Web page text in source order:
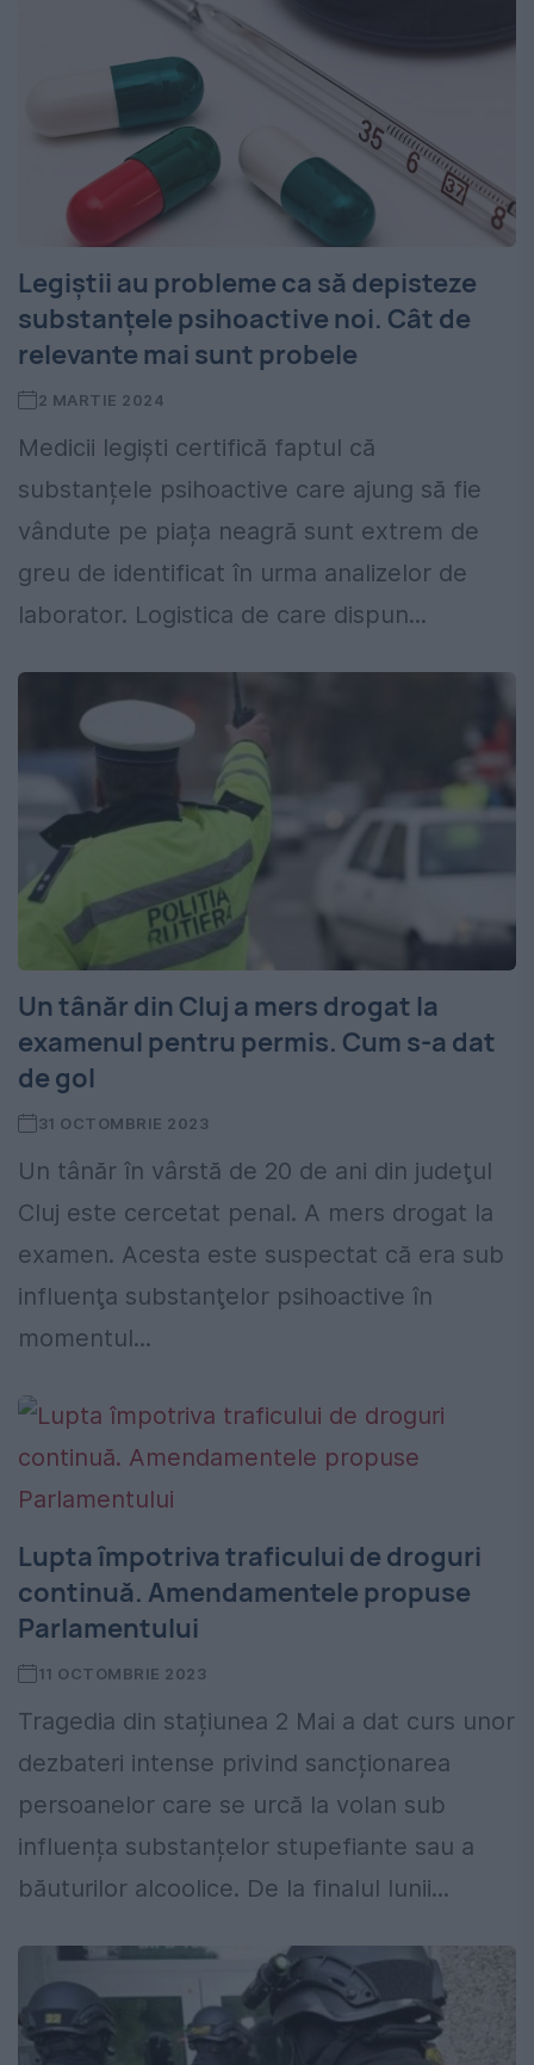
Legiștii au probleme ca să depisteze
substanțele psihoactive noi. Cât de
relevante mai sunt probele
2 MARTIE 2024
Medicii legiști certifică faptul că
substanțele psihoactive care ajung să fie
vândute pe piața neagră sunt extrem de
greu de identificat în urma analizelor de
laborator. Logistica de care dispun...
Un tânăr din Cluj a mers drogat la
examenul pentru permis. Cum s-a dat
de gol
31 OCTOMBRIE 2023
Un tânăr în vârstă de 20 de ani din judeţul
Cluj este cercetat penal. A mers drogat la
examen. Acesta este suspectat că era sub
influenţa substanţelor psihoactive în
momentul...
Lupta împotriva traficului de droguri
continuă. Amendamentele propuse
Parlamentului
11 OCTOMBRIE 2023
Tragedia din stațiunea 2 Mai a dat curs unor
dezbateri intense privind sancționarea
persoanelor care se urcă la volan sub
influența substanțelor stupefiante sau a
băuturilor alcoolice. De la finalul lunii...